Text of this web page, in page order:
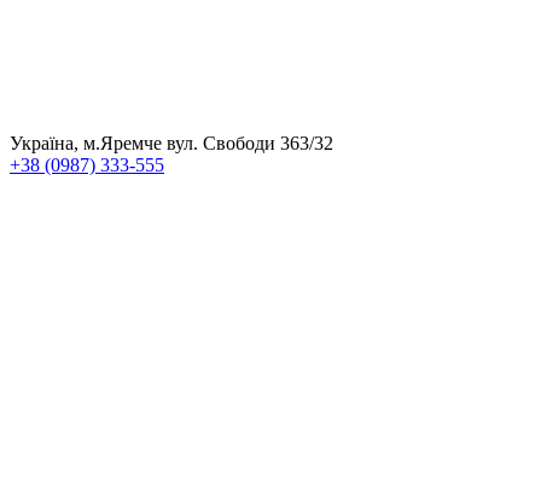
Україна, м.Яремче вул. Свободи 363/32
+38 (0987) 333-555